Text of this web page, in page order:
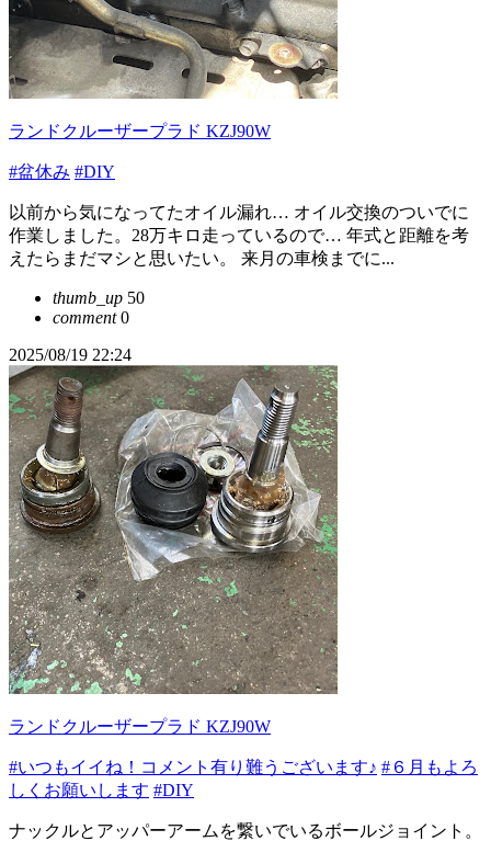
ランドクルーザープラド KZJ90W
#盆休み #DIY
以前から気になってたオイル漏れ… オイル交換のついでに
作業しました。28万キロ走っているので… 年式と距離を考
えたらまだマシと思いたい。 来月の車検までに...
thumb_up 50
comment0
2025/08/19 22:24
ランドクルーザープラド KZJ90W
#いつもイイね！コメント有り難うございます♪ #６月もよろ
しくお願いします #DIY
ナックルとアッパーアームを繋いでいるボールジョイント。